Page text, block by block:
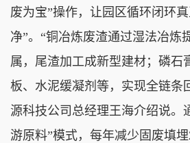
废为宝”操作，让园区循环闭环
净”。“铜冶炼废渣通过湿法冶炼
属，尾渣加工成新型建材；磷石
板、水泥缓凝剂等，实现全链条
源科技公司总经理王海介绍说。
游原料”模式，每年减少固废填